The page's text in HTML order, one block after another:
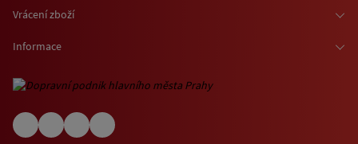
Osobní odběr zboží
O nákupu jízdenek a vstupenek
(EN) Shipping abroad
Vrácení zboží
Informace
Informace o využívání cookies